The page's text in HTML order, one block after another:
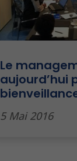
Le
aujourd’hui
5 Mai 2016